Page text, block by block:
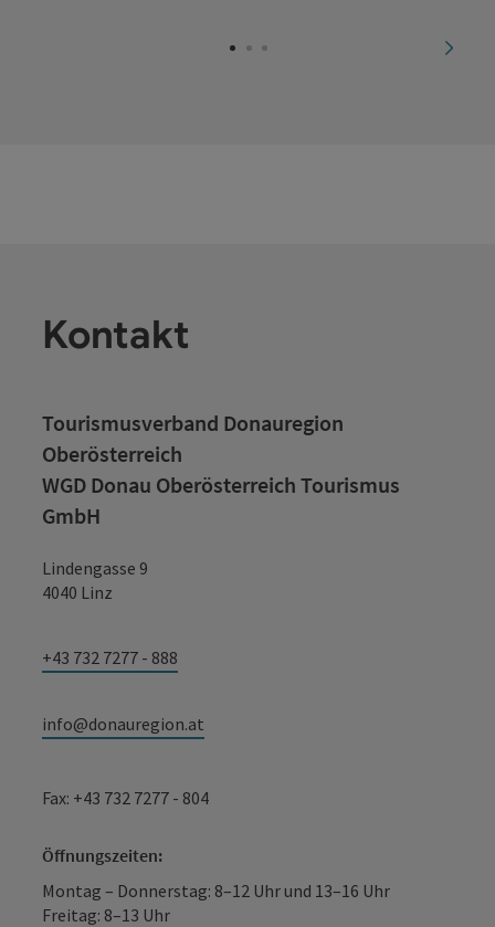
Kontakt
Tourismusverband Donauregion
Oberösterreich
WGD Donau Oberösterreich Tourismus
GmbH
Lindengasse 9
4040 Linz
+43 732 7277 - 888
info@donauregion.at
Fax: +43 732 7277 - 804
Öffnungszeiten:
Montag – Donnerstag: 8–12 Uhr und 13–16 Uhr
Freitag: 8–13 Uhr